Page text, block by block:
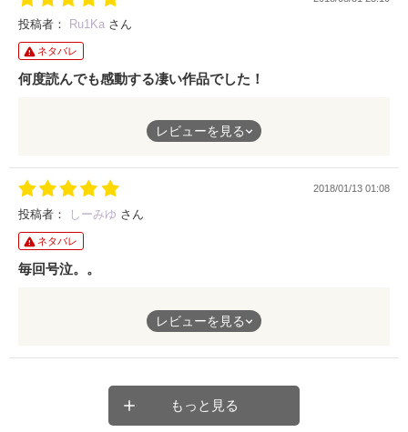
投稿者： Ru1Ka さん
ネタバレ
何度読んでも感動する凄い作品でした！
何度か読みました。1度目はもう涙がとまりませんでした
確かに思うハッピーエンドではなかったですけど命の大切さに気
けど私はハッピーエンドだと思います。質問なんですが、未央の
結婚相手って誰なんですか？それだけがすごく気になります。
感動作、ありがとうございました♡
レビューを見る
2018/01/13 01:08
投稿者： しーみゆ さん
ネタバレ
毎回号泣。。
毎日白いゆきさんの小説を読んでいますが泣かない日がありませ
私も未央のように愛し、愛されたい、純粋でありたい、心から人
レビューを見る
もっと見る